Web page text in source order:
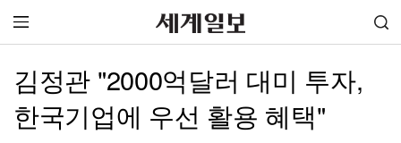
김정관 "2000억달러 대미 투자,
한국기업에 우선 활용 혜택"